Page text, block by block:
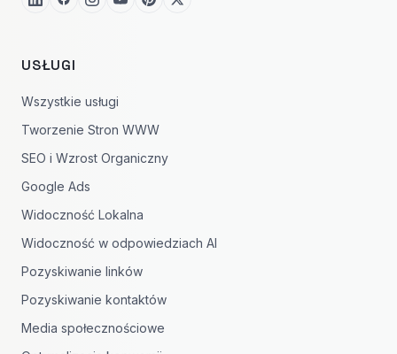
USŁUGI
Wszystkie usługi
Tworzenie Stron WWW
SEO i Wzrost Organiczny
Google Ads
Widoczność Lokalna
Widoczność w odpowiedziach AI
Pozyskiwanie linków
Pozyskiwanie kontaktów
Media społecznościowe